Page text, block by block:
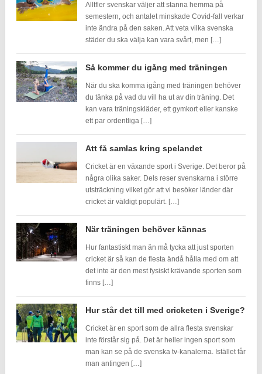
Alltfler svenskar väljer att stanna hemma på
semestern, och antalet minskade Covid-fall verkar
inte ändra på den saken. Att veta vilka svenska
städer du ska välja kan vara svårt, men […]
Så kommer du igång med träningen
När du ska komma igång med träningen behöver
du tänka på vad du vill ha ut av din träning. Det
kan vara träningskläder, ett gymkort eller kanske
ett par ordentliga […]
Att få samlas kring spelandet
Cricket är en växande sport i Sverige. Det beror på
några olika saker. Dels reser svenskarna i större
utsträckning vilket gör att vi besöker länder där
cricket är väldigt populärt. […]
När träningen behöver kännas
Hur fantastiskt man än må tycka att just sporten
cricket är så kan de flesta ändå hålla med om att
det inte är den mest fysiskt krävande sporten som
finns […]
Hur står det till med cricketen i Sverige?
Cricket är en sport som de allra flesta svenskar
inte förstår sig på. Det är heller ingen sport som
man kan se på de svenska tv-kanalerna. Istället får
man antingen […]